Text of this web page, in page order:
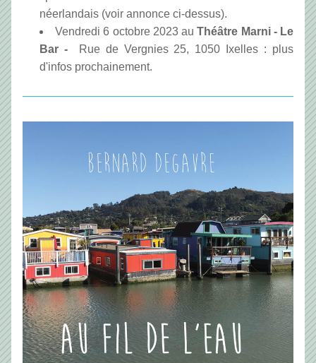
néerlandais (voir annonce ci-dessus).
Vendredi 6 octobre 2023 au Théâtre Marni - Le
Bar -
  Rue de Vergnies 25, 1050 Ixelles : plus
d'infos prochainement.